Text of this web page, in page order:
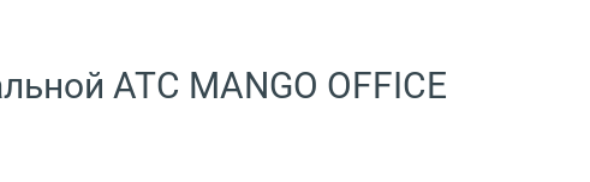
АТС MANGO OFFICE